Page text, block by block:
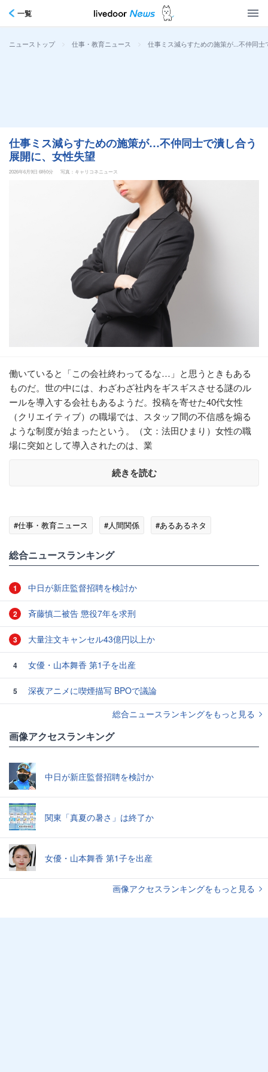
一覧
ニューストップ > 仕事・教育ニュース > 仕事ミス減らすための施策が…不仲同士
仕事ミス減らすための施策が…不仲同士で潰し合う
展開に、女性失望
2026年6月9日 6時0分 写真：キャリコネニュース
働いていると「この会社終わってるな…」と思うときもある
ものだ。世の中には、わざわざ社内をギスギスさせる謎のル
ールを導入する会社もあるようだ。投稿を寄せた40代女性
（クリエイティブ）の職場では、スタッフ間の不信感を煽る
ような制度が始まったという。（文：法田ひまり）女性の職
場に突如として導入されたのは、業
続きを読む
#仕事・教育ニュース #人間関係 #あるあるネタ
総合ニュースランキング
1 中日が新庄監督招聘を検討か
2 斉藤慎二被告 懲役7年を求刑
3 大量注文キャンセル43億円以上か
4 女優・山本舞香 第1子を出産
5
深夜アニメに喫煙描写 BPOで議論
総合ニュースランキングをもっと見る
画像アクセスランキング
中日が新庄監督招聘を検討か
関東「真夏の暑さ」は終了か
女優・山本舞香 第1子を出産
画像アクセスランキングをもっと見る